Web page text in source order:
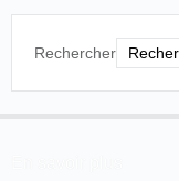
Rechercher